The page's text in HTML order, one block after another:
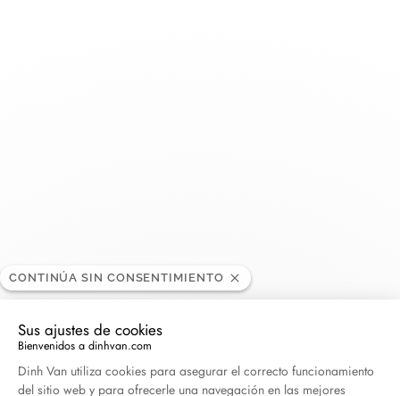
Obtener itinerario
CONTINÚA SIN CONSENTIMIENTO
Sus ajustes de cookies
Bienvenidos a dinhvan.com
Plataforma de Gestión de Consentimiento:
Dinh Van utiliza cookies para asegurar el correcto funcionamiento
del sitio web y para ofrecerle una navegación en las mejores